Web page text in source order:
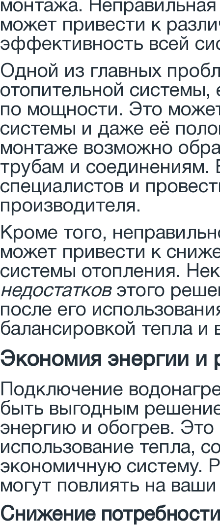
монтажа.
может привести к
эффективность всей
Одной из главных
отопительной системы,
по мощности. Это
системы и даже её
монтаже возможно
трубам и
специалистов и
производителя.
Кроме того,
может привести к
системы отопления.
недостатковэтого
после его
балансировкой тепла и
Экономия энергии и
Подключение
быть выгодным
энергию и обогрев. Это
использование тепла,
экономичную систему.
могут повлиять на
Снижение